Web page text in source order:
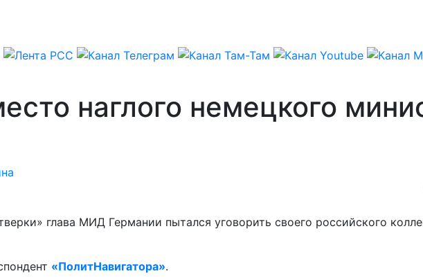
наглого немецкого
глава МИД Германии пытался уговорить своего российского
«ПолитНавигатора».